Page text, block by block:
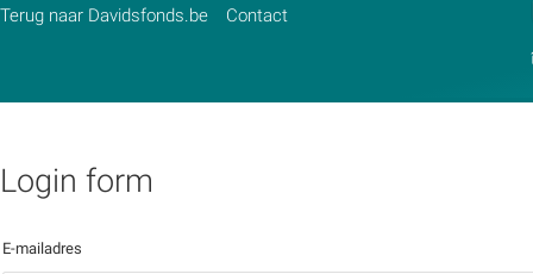
Terug naar Davidsfonds.be Contact
Login form
E-mailadres
Zoek:
Zoeken